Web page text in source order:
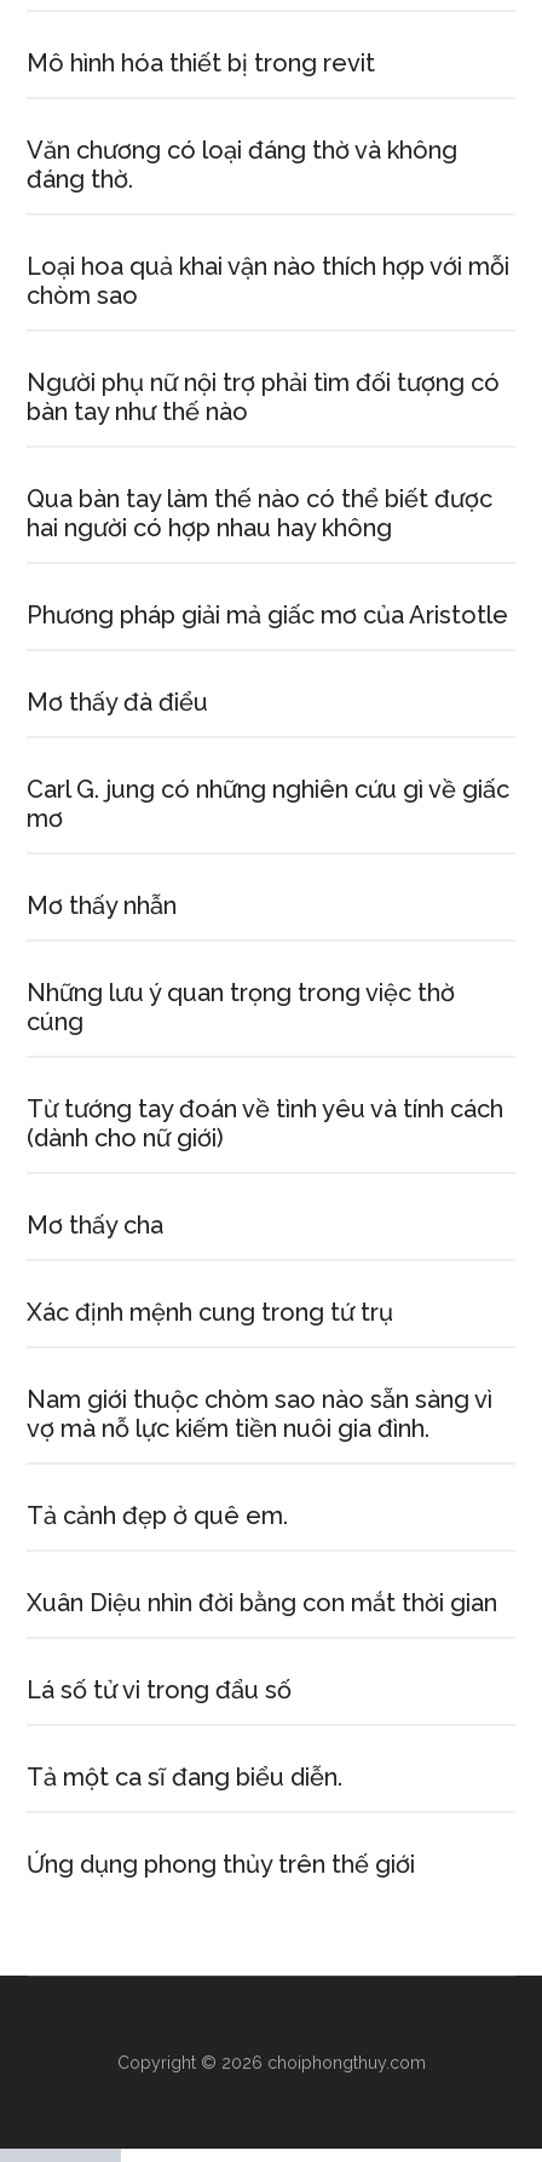
Mô hình hóa thiết bị trong revit
Văn chương có loại đáng thờ và không
đáng thờ.
Loại hoa quả khai vận nào thích hợp với mỗi
chòm sao
Người phụ nữ nội trợ phải tìm đối tượng có
bàn tay như thế nào
Qua bàn tay làm thế nào có thể biết được
hai người có hợp nhau hay không
Phương pháp giải mả giấc mơ của Aristotle
Mơ thấy đà điểu
Carl G. jung có những nghiên cứu gì về giấc
mơ
Mơ thấy nhẫn
Những lưu ý quan trọng trong việc thờ
cúng
Từ tướng tay đoán về tình yêu và tính cách
(dành cho nữ giới)
Mơ thấy cha
Xác định mệnh cung trong tứ trụ
Nam giới thuộc chòm sao nào sẵn sàng vì
vợ mà nỗ lực kiếm tiền nuôi gia đình.
Tả cảnh đẹp ở quê em.
Xuân Diệu nhìn đời bằng con mắt thời gian
Lá số tử vi trong đẩu số
Tả một ca sĩ đang biểu diễn.
Ứng dụng phong thủy trên thế giới
Copyright © 2026 choiphongthuy.com